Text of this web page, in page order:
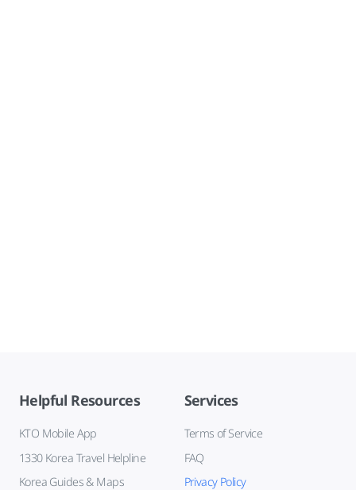
Helpful Resources
KTO Mobile App
1330 Korea Travel Helpline
Korea Guides & Maps
Services
Terms of Service
FAQ
Privacy Policy